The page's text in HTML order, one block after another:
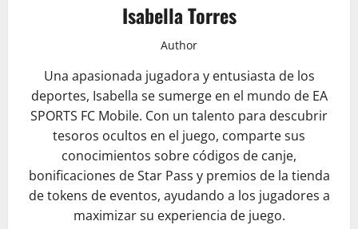
Isabella Torres
Author
Una apasionada jugadora y entusiasta de los
deportes, Isabella se sumerge en el mundo de EA
SPORTS FC Mobile. Con un talento para descubrir
tesoros ocultos en el juego, comparte sus
conocimientos sobre códigos de canje,
bonificaciones de Star Pass y premios de la tienda
de tokens de eventos, ayudando a los jugadores a
maximizar su experiencia de juego.